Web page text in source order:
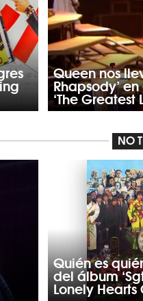
Queen nos
Rhapsody’
‘The Greatest
NO
Quién es
del álbum
Lonely